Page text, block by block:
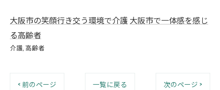
大阪市の笑顔行き交う環境で介護 大阪市で一体感を感じ
る高齢者
介護 高齢者
< 前のページ 一覧に戻る 次のページ >